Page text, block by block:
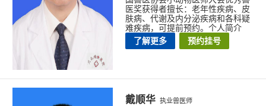
医奖获得者擅长：老年性疾病、皮
肤病、代谢及内分泌疾病和各科疑
难疾病，可提前预约。个人简介
了解更多
预约挂号
戴顺华 执业兽医师